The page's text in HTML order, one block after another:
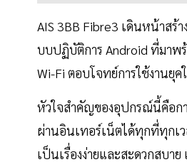
AIS 3BB Fibre3 เดินหน้าสร้
บบปฏิบัติการ Android ที่มาพ
Wi-Fi ตอบโจทย์การใช้งานยุค
หัวใจสำคัญของอุปกรณ์นี้คือก
ผ่านอินเทอร์เน็ตได้ทุกที่ทุกเ
เป็นเรื่องง่ายและสะดวกสบ